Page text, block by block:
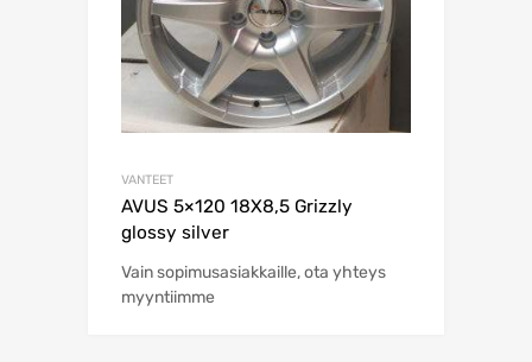
VANTEET
AVUS 5×120 18X8,5 Grizzly
glossy silver
Vain sopimusasiakkaille, ota yhteys
myyntiimme